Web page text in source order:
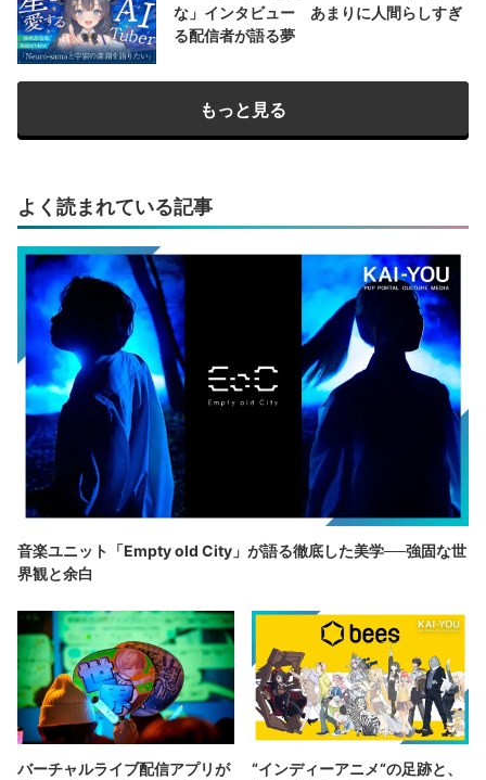
な」インタビュー あまりに人間らしすぎ
る配信者が語る夢
もっと見る
よく読まれている記事
音楽ユニット「Empty old City」が語る徹底した美学──強固な世
界観と余白
バーチャルライブ配信アプリが
“インディーアニメ“の足跡と、